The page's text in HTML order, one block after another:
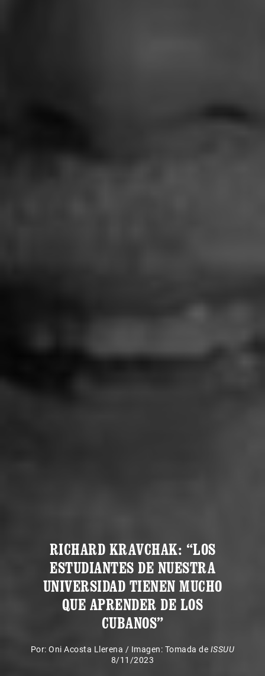
RICHARD KRAVCHAK: “LOS
ESTUDIANTES DE NUESTRA
UNIVERSIDAD TIENEN MUCHO
QUE APRENDER DE LOS
CUBANOS”
Por:Oni Acosta Llerena / Imagen: Tomada de ISSUU
8/11/2023